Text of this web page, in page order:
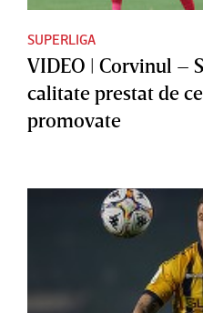
SUPERLIGA
VIDEO | Corvinul –
calitate prestat de
promovate